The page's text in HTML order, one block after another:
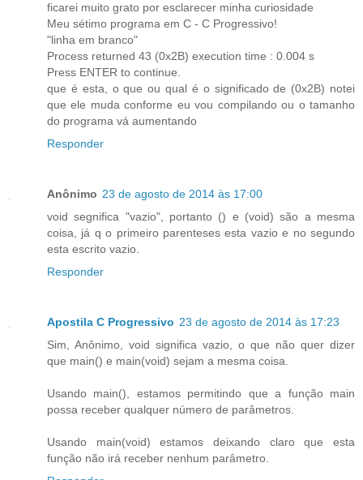
ficarei muito grato por esclarecer minha curiosidade
Meu sétimo programa em C - C Progressivo!
"linha em branco"
Process returned 43 (0x2B) execution time : 0.004 s
Press ENTER to continue.
que é esta, o que ou qual é o significado de (0x2B) notei
que ele muda conforme eu vou compilando ou o tamanho
do programa vá aumentando
Responder
Anônimo 23 de agosto de 2014 às 17:00
void segnifica "vazio", portanto () e (void) são a mesma
coisa, já q o primeiro parenteses esta vazio e no segundo
esta escrito vazio.
Responder
Apostila C Progressivo 23 de agosto de 2014 às 17:23
Sim, Anônimo, void significa vazio, o que não quer dizer
que main() e main(void) sejam a mesma coisa.
Usando main(), estamos permitindo que a função main
possa receber qualquer número de parâmetros.
Usando main(void) estamos deixando claro que esta
função não irá receber nenhum parâmetro.